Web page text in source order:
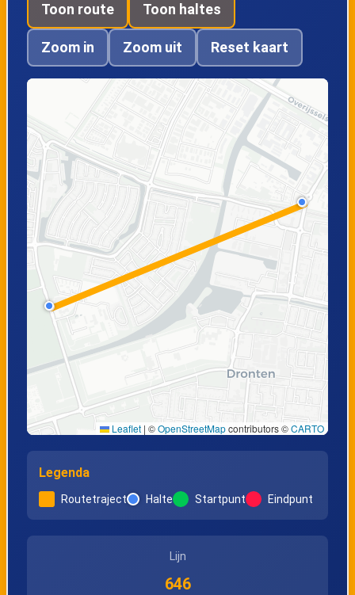
Toon route Toon haltes
Zoom in Zoom uit Reset kaart
Leaflet | ©OpenStreetMapcontributors ©CARTO
Legenda
Routetraject Halte Startpunt Eindpunt
Lijn
646